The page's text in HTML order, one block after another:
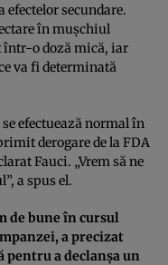
secundare.
în muşchiul
într-o doză mică, iar
va fi determinată
efectuează normal în
derogare de la FDA
Fauci. „Vrem să ne
a spus el.
de bune în cursul
a precizat
pentru a declanşa un